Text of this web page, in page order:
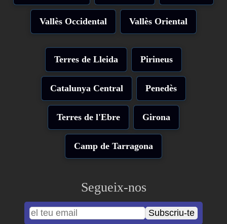
Vallès Occidental Vallès Oriental
Terres de Lleida Pirineus
Catalunya Central Penedès
Terres de l'Ebre Girona
Camp de Tarragona
Segueix-nos
Subscriu-te